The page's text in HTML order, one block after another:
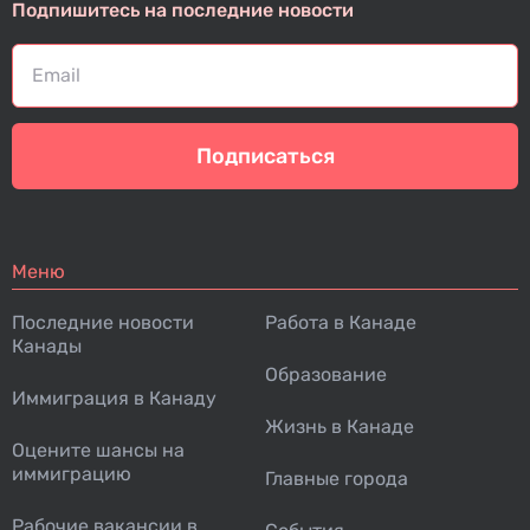
а
п
с
м
Подпишитесь на последние новости
Подписаться
Меню
Последние новости
Канады
Иммиграция в Канаду
Оцените шансы на
иммиграцию
Работа в Канаде
Образование
Жизнь в Канаде
Главные города